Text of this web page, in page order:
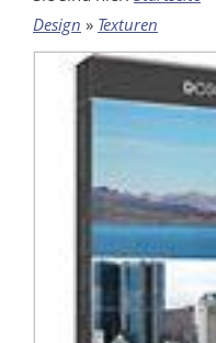
Design » Texturen